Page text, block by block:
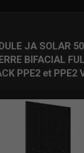
JA SOLAR
BIFACIAL
PPE2 et PPE2